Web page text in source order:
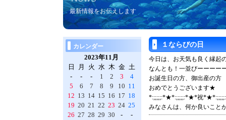
最新情報をお伝えします
１ならびの日
今日は、お天気も良く縁起
なんとも！一並びーーーー
お誕生日の方、御出産の方
おめでとうございます★
*:;;;;;:*★*:;;;;;:*★*祝
みなさんは、何か良いこと
カレンダー
2023年11月
日
月 火 水 木 金 土
-
- - 1 2 3
4
5
6 7 8 9 10 11
12 13 14 15 16 17 18
19 20 21 22 23 24 25
26 27 28 29 30 -
-